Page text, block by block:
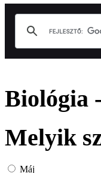
Biológia
Melyik
Máj